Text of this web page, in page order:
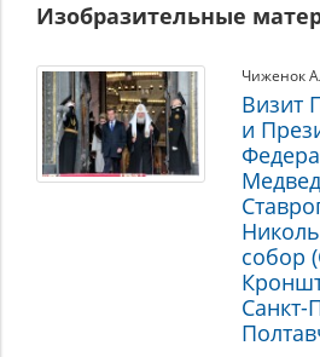
Изобразительные
Чиженок
Визит
и
собор
Санкт-